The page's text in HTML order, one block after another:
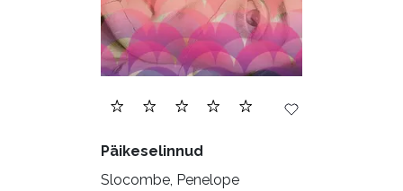
Päikeselinnud
Slocombe, Penelope